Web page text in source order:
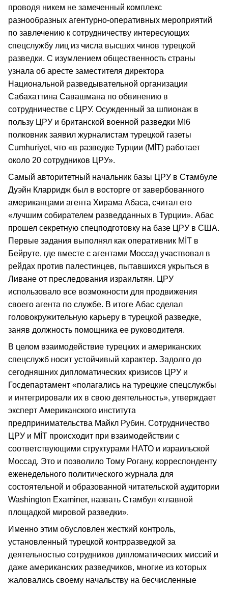
проводя никем не замеченный комплекс
разнообразных агентурно-оперативных мероприятий
по завлечению к сотрудничеству интересующих
спецслужбу лиц из числа высших чинов турецкой
разведки. С изумлением общественность страны
узнала об аресте заместителя директора
Национальной разведывательной организации
Сабахаттина Савашмана по обвинению в
сотрудничестве с ЦРУ. Осужденный за шпионаж в
пользу ЦРУ и британской военной разведки MI6
полковник заявил журналистам турецкой газеты
Cumhuriyet, что «в разведке Турции (MİT) работает
около 20 сотрудников ЦРУ».
Самый авторитетный начальник базы ЦРУ в Стамбуле
Дуэйн Кларридж был в восторге от завербованного
американцами агента Хирама Абаса, считал его
«лучшим собирателем разведданных в Турции». Абас
прошел секретную спецподготовку на базе ЦРУ в США.
Первые задания выполнял как оперативник MİT в
Бейруте, где вместе с агентами Моссад участвовал в
рейдах против палестинцев, пытавшихся укрыться в
Ливане от преследования израильтян. ЦРУ
использовало все возможности для продвижения
своего агента по службе. В итоге Абас сделал
головокружительную карьеру в турецкой разведке,
заняв должность помощника ее руководителя.
В целом взаимодействие турецких и американских
спецслужб носит устойчивый характер. Задолго до
сегодняшних дипломатических кризисов ЦРУ и
Госдепартамент «полагались на турецкие спецслужбы
и интегрировали их в свою деятельность», утверждает
эксперт Американского института
предпринимательства Майкл Рубин. Сотрудничество
ЦРУ и MİT происходит при взаимодействии с
соответствующими структурами НАТО и израильской
Моссад. Это и позволило Тому Рогану, корреспонденту
еженедельного политического журнала для
состоятельной и образованной читательской аудитории
Washington Examiner, назвать Стамбул «главной
площадкой мировой разведки».
Именно этим обусловлен жесткий контроль,
установленный турецкой контрразведкой за
деятельностью сотрудников дипломатических миссий и
даже американских разведчиков, многие из которых
жаловались своему начальству на бесчисленные